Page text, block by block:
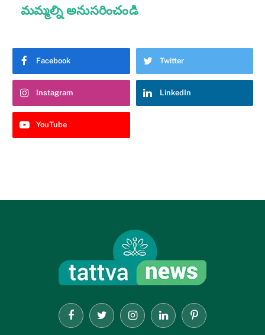
మమ్మల్ని అనుసరించండి
Facebook Twitter
Instagram LinkedIn
YouTube
FacebookTwitter InstagramLinkedInPinterest